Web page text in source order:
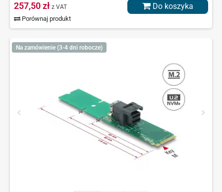
257,50 zł z VAT
Porównaj produkt
Do koszyka
Na zamówienie (3-4 dni robocze)